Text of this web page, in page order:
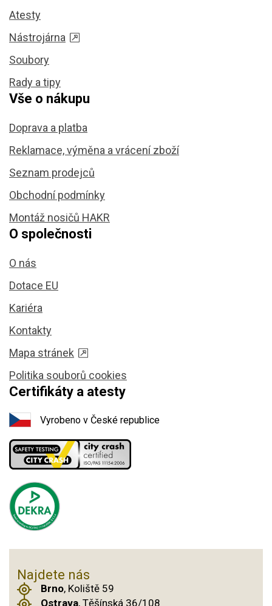
Atesty
Nástrojárna
Soubory
Rady a tipy
Vše o nákupu
Doprava a platba
Reklamace, výměna a vrácení zboží
Seznam prodejců
Obchodní podmínky
Montáž nosičů HAKR
O společnosti
O nás
Dotace EU
Kariéra
Kontakty
Mapa stránek
Politika souborů cookies
Certifikáty a atesty
Vyrobeno v České republice
Najdete nás
Brno, Koliště 59
Ostrava, Těšínská 36/108